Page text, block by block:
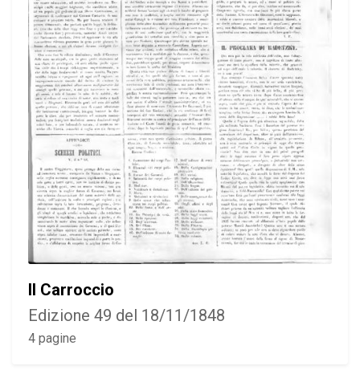
Il Carroccio
Edizione 49 del 18/11/1848
4 pagine